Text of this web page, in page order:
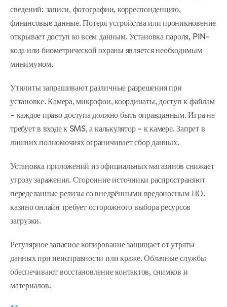
сведений: записи, фотографии, корреспонденцию,
финансовые данные. Потеря устройства или проникновение
открывает доступ ко всем данным. Установка пароля, PIN-
кода или биометрической охраны является необходимым
минимумом.
Утилиты запрашивают различные разрешения при
установке. Камера, микрофон, координаты, доступ к файлам
– каждое право доступа должно быть оправданным. Игра не
требует в входе к SMS, а калькулятор – к камере. Запрет в
лишних полномочиях ограничивает сбор данных.
Установка приложений из официальных магазинов снижает
угрозу заражения. Сторонние источники распространяют
переделанные релизы со внедрёнными вредоносным ПО.
казино онлайн требует осторожного выбора ресурсов
загрузки.
Регулярное запасное копирование защищает от утраты
данных при неисправности или краже. Облачные службы
обеспечивают восстановление контактов, снимков и
материалов.